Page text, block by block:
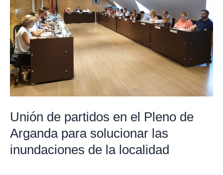
Unión de partidos en el Pleno de
Arganda para solucionar las
inundaciones de la localidad
el
Pleno
de
Arganda
para
solucionar
las
de
la
localidad